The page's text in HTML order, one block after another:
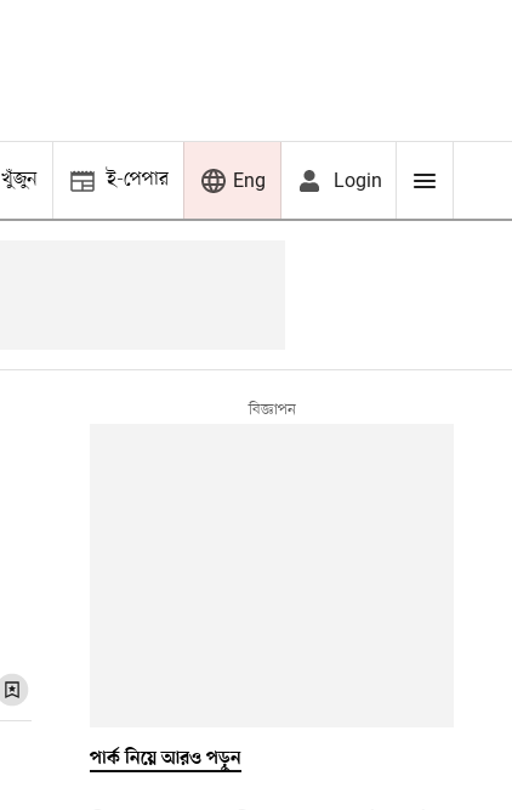
খুঁজুন ই-পেপার Eng Login
পার্ক নিয়ে আরও পড়ুন